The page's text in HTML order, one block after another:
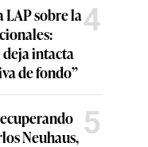
LAP sobre la
intacta
de fondo”
4
Neuhaus, 5